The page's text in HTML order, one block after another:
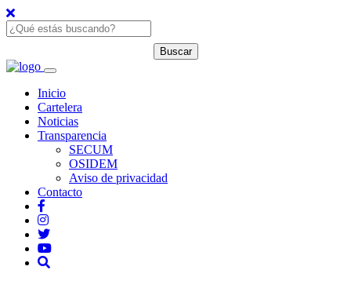
Inicio
Cartelera
Noticias
Transparencia
SECUM
OSIDEM
Aviso de privacidad
Contacto